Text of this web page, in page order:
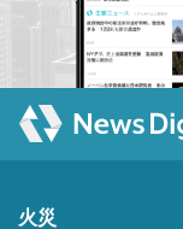
火災